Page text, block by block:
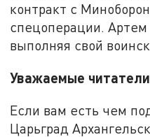
контракт с
спецоперации. Артем
выполняя свой
Уважаемые
Если вам есть чем
Царьград